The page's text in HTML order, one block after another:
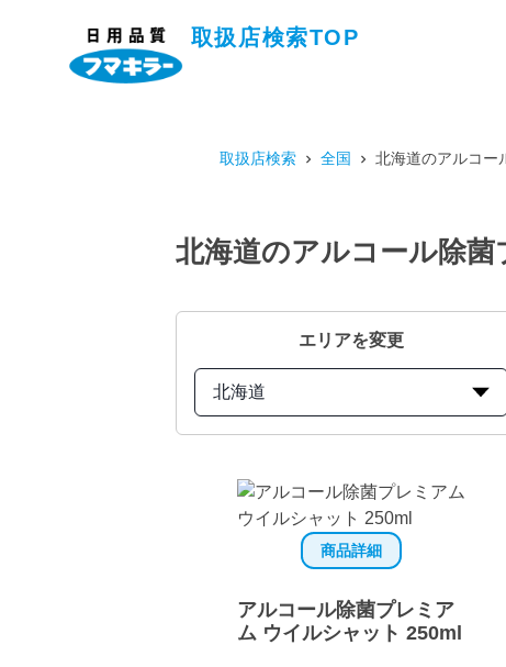
取扱店検索TOP
取扱店検索 全国 北海道のアルコー
北海道のアルコール除
エリアを変更
北海道
商品詳細
アルコール除菌プレミア
ム ウイルシャット 250ml